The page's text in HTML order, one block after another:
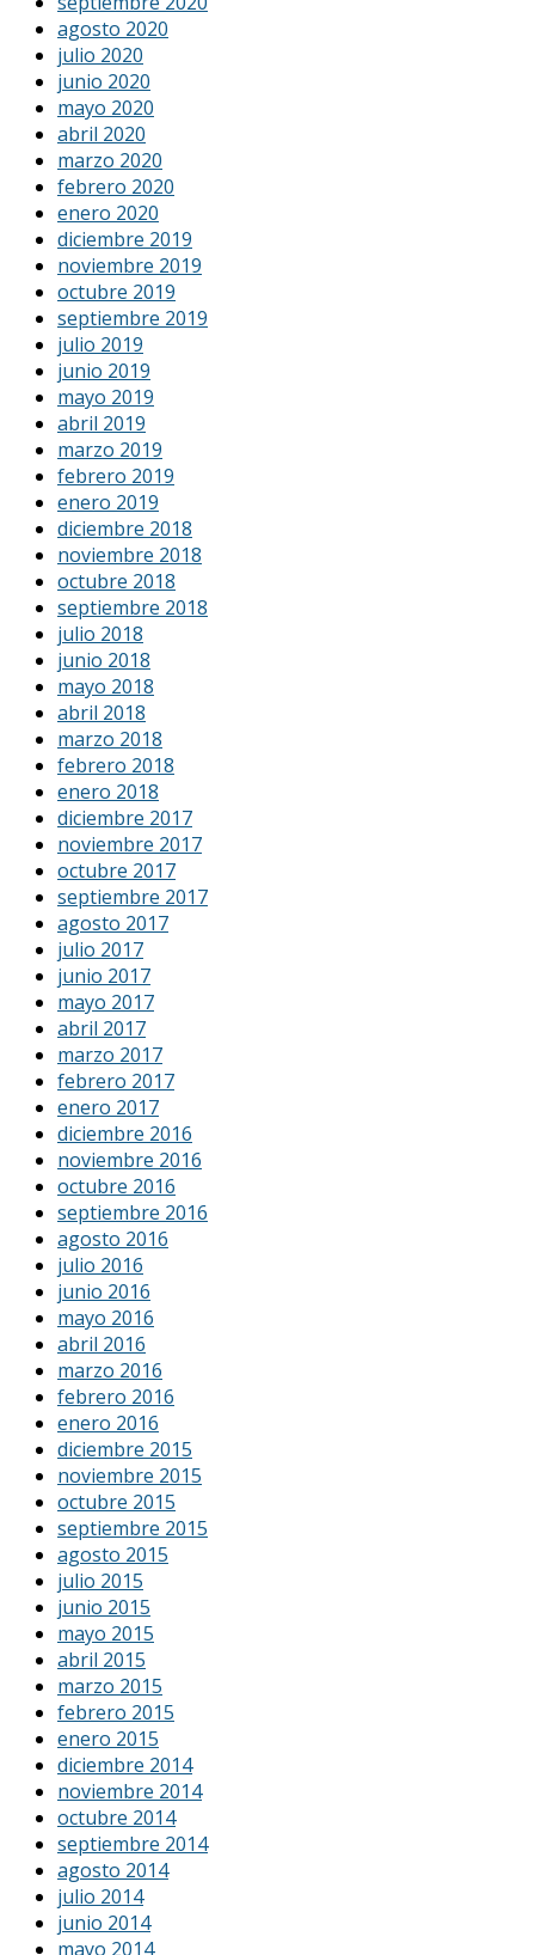
agosto 2020
julio 2020
junio 2020
mayo 2020
abril 2020
marzo 2020
febrero 2020
enero 2020
diciembre 2019
noviembre 2019
octubre 2019
septiembre 2019
julio 2019
junio 2019
mayo 2019
abril 2019
marzo 2019
febrero 2019
enero 2019
diciembre 2018
noviembre 2018
octubre 2018
septiembre 2018
julio 2018
junio 2018
mayo 2018
abril 2018
marzo 2018
febrero 2018
enero 2018
diciembre 2017
noviembre 2017
octubre 2017
septiembre 2017
agosto 2017
julio 2017
junio 2017
mayo 2017
abril 2017
marzo 2017
febrero 2017
enero 2017
diciembre 2016
noviembre 2016
octubre 2016
septiembre 2016
agosto 2016
julio 2016
junio 2016
mayo 2016
abril 2016
marzo 2016
febrero 2016
enero 2016
diciembre 2015
noviembre 2015
octubre 2015
septiembre 2015
agosto 2015
julio 2015
junio 2015
mayo 2015
abril 2015
marzo 2015
febrero 2015
enero 2015
diciembre 2014
noviembre 2014
octubre 2014
septiembre 2014
agosto 2014
julio 2014
junio 2014
mayo 2014